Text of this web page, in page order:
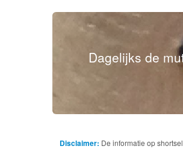
Dagelijks de
Disclaimer: De informatie op